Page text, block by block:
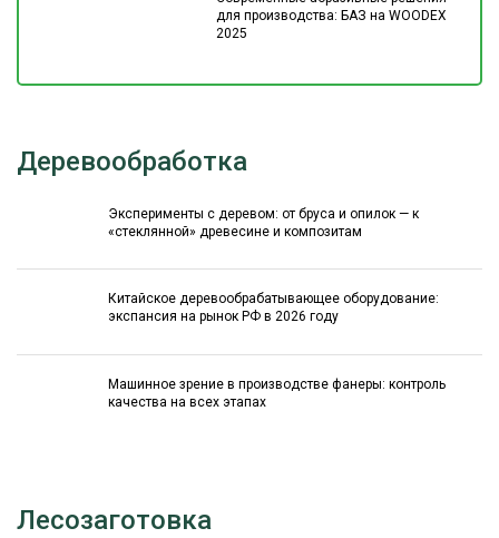
для производства: БАЗ на WOODEX
2025
Деревообработка
Эксперименты с деревом: от бруса и опилок — к
«стеклянной» древесине и композитам
Китайское деревообрабатывающее оборудование:
экспансия на рынок РФ в 2026 году
Машинное зрение в производстве фанеры: контроль
качества на всех этапах
Лесозаготовка